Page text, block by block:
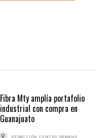
Fibra Mty amplía portafolio
industrial con compra en
Guanajuato
REDACCIÓN CENTRO URBANO